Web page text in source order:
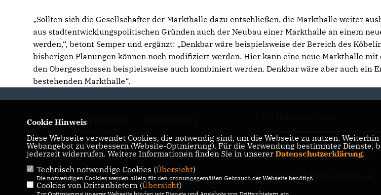
Sollten sich die Gesellschafter der Markthalle dazu entschließen, die Markthalle weiter
aus stadtentwicklungspolitischen Gründen auch der Neubau einer Markthalle an einem
werden,“, betont Semper und ergänzt: „Denkbar wäre beispielsweise der Bereich des
bisherigen Planungen können noch modifiziert werden. Hier kann eine neue Markthalle
den Obergeschossen beispielsweise auch kombiniert werden. Denkbar wäre aber auch ein
bestehenden Markthalle“.
IMPRESSUM
KONTAKT
CDU Regionsverband Hannover
CDU Fraktion Region Hannover
Cookie Hinweis
Diese Webseite verwendet Cookies, die notwendig sind, um die Webseite zu nutzen.
Webangebot zu verbessern (Website-Optmierung). Für die Verwendung bestimmter
jederzeit widerrufen. Weitere Informationen finden Sie in unserer Datenschutzerklärung.
Technisch notwendige Cookies (Übersicht)
Die notwendigen Cookies werden allein für den ordnungsgemäßen Gebrauch der Webseite benötigt.
Cookies von Drittanbietern (Übersicht)